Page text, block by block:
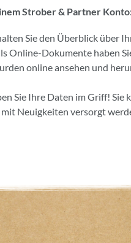
Strober & Partner
Sie den Überblick über
Online-Dokumente haben
online ansehen und
Sie Ihre Daten im Griff! Sie
Neuigkeiten versorgt